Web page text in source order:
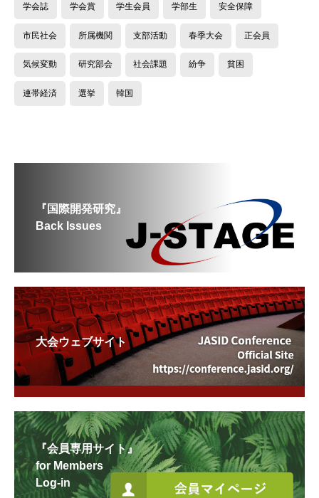
学会誌 学会賞 学生会員 学部生 安全保障
市民社会 所属機関 支部活動 春季大会 正会員
気候変動 研究部会 社会課題 紛争 貧困
連帯経済 選挙 韓国
『国際開発研究』
Back Issues
大会ウェブサイト
『会員専用サイト』
for Members
Log-in